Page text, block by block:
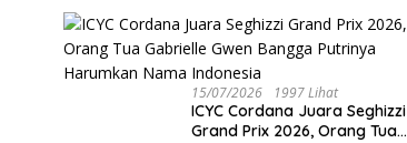
15/07/2026 1997 Lihat
ICYC Cordana Juara Seghizzi
Grand Prix 2026, Orang Tua